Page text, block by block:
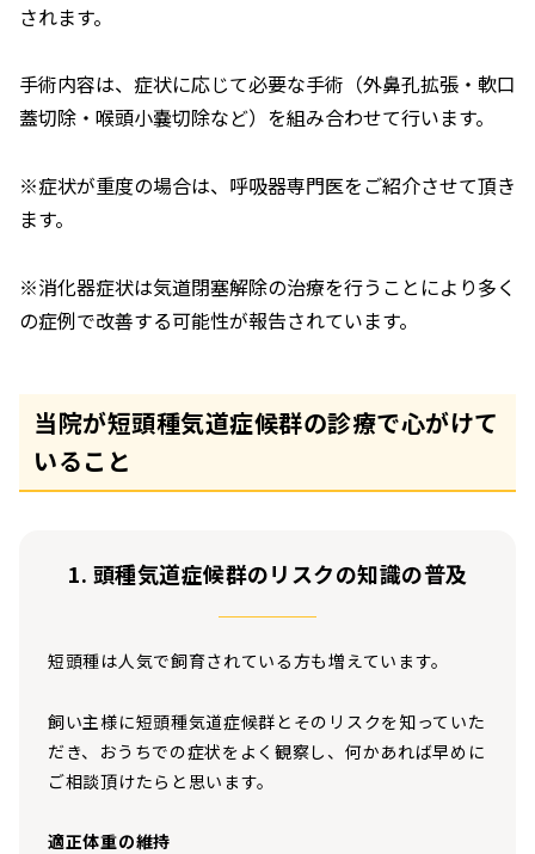
されます。
手術内容は、症状に応じて必要な手術（外鼻孔拡張・軟口
蓋切除・喉頭小嚢切除など）を組み合わせて行います。
※症状が重度の場合は、呼吸器専門医をご紹介させて頂き
ます。
※消化器症状は気道閉塞解除の治療を行うことにより多く
の症例で改善する可能性が報告されています。
当院が短頭種気道症候群の診療で心がけて
いること
1. 頭種気道症候群のリスクの知識の普及
短頭種は人気で飼育されている方も増えています。
飼い主様に短頭種気道症候群とそのリスクを知っていた
だき、おうちでの症状をよく観察し、何かあれば早めに
ご相談頂けたらと思います。
適正体重の維持